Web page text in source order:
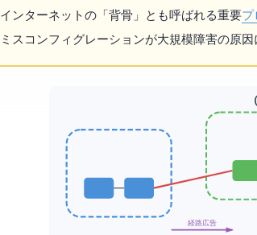
インターネットの「背骨」とも呼ばれる重要プ
BGPミスコンフィグレーションが大規模障害の原
経路広告
BGP（